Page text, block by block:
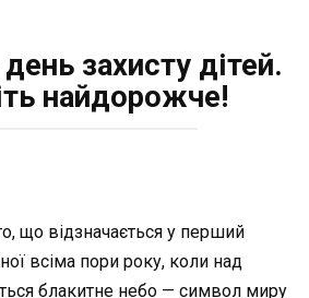
захисту дітей.
найдорожче!
що відзначається у перший
всіма пори року, коли над
блакитне небо — символ миру